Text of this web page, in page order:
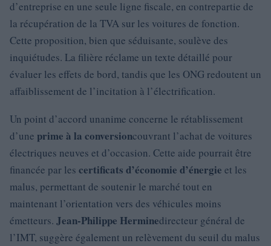
d’entreprise en une seule ligne fiscale, en contrepartie de
la récupération de la TVA sur les voitures de fonction.
Cette proposition, bien que séduisante, soulève des
inquiétudes. La filière réclame un texte détaillé pour
évaluer les effets de bord, tandis que les ONG redoutent un
affaiblissement de l’incitation à l’électrification.
Un point d’accord unanime concerne le rétablissement
d’une prime à la conversioncouvrant l’achat de voitures
électriques neuves et d’occasion. Cette aide pourrait être
financée par les certificats d’économie d’énergie et les
malus, permettant de soutenir le marché tout en
maintenant l’orientation vers des véhicules moins
émetteurs. Jean-Philippe Herminedirecteur général de
l’IMT, suggère également un relèvement du seuil du malus